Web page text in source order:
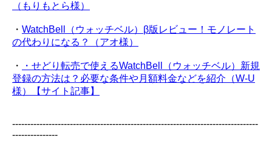
（もりもとら様）
・ WatchBell（ウォッチベル）β版レビュー！モノレート
の代わりになる？（アオ様）
・
・せどり転売で使えるWatchBell（ウォッチベル）新規
登録の方法は？必要な条件や月額料金などを紹介（W-U
様）【サイト記事】
---------------------------------------------------------------------------------
---------------